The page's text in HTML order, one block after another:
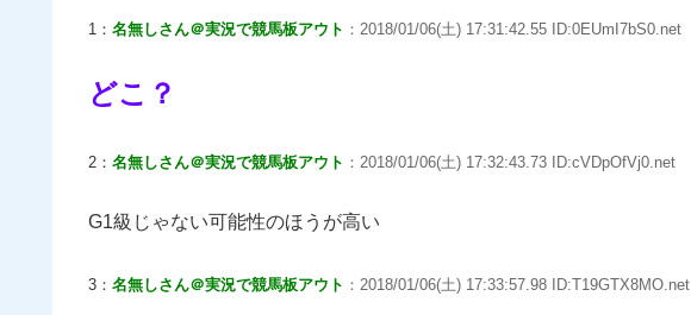
1： 名無しさん＠実況で競馬板アウト ：2018/01/06(土) 17:31:42.55 ID:0EUmI7bS0.net
どこ？
2： 名無しさん＠実況で競馬板アウト ：2018/01/06(土) 17:32:43.73 ID:cVDpOfVj0.net
G1級じゃない可能性のほうが高い
3： 名無しさん＠実況で競馬板アウト ：2018/01/06(土) 17:33:57.98 ID:T19GTX8MO.net